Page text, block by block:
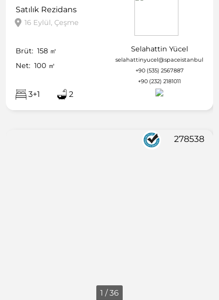
Satılık Rezidans
16 Eylül, Çeşme
Brüt: 158 ㎡
Net: 100 ㎡
3+1 2
Selahattin Yücel
selahattinyucel@spaceistanbul.com
+90 (535) 2567887
+90 (232) 2181011
1 / 36
278538